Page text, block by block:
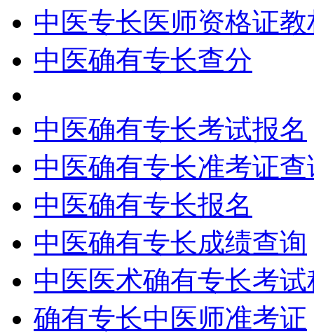
中医专长医师资格证
中医确有专长查分
中医确有专长考试报名
中医确有专长准考证查
中医确有专长报名
中医确有专长成绩查询
中医医术确有专长考试
确有专长中医师准考证